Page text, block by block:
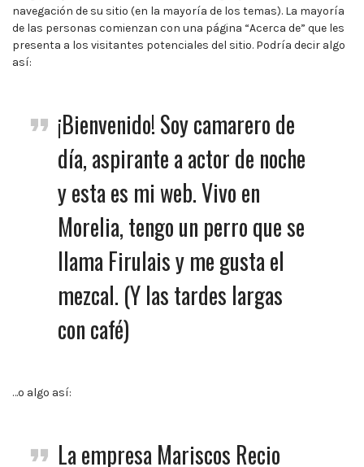
Mendoza.
Escúchanos
todos
los
10:00
navegación de su sitio (en la mayoría de los temas). La mayoría
de las personas comienzan con una página “Acerca de” que les
presenta a los visitantes potenciales del sitio. Podría decir algo
así:
¡Bienvenido! Soy camarero de
día, aspirante a actor de noche
y esta es mi web. Vivo en
Morelia, tengo un perro que se
llama Firulais y me gusta el
mezcal. (Y las tardes largas
con café)
…o algo así:
La empresa Mariscos Recio